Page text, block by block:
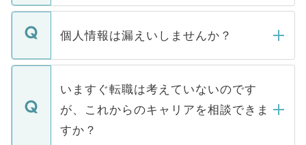
ません。
■応募殺到を避けるため 人気のある医療機
関を公にしてしまうと、応募が殺到する場
に、医療機関が求める条件に合った人材の
みを人材紹介会社に依頼するケースが増え
ています。
転職・入職を強要することは一切ありませ
ん。また、仮に応募先から内定をいただい
定を承諾する必要はありません。内定先へ
の辞退の連絡はキャリアパートナーが行い
個人情報は漏えいしませんか？
個人情報が漏えいすることはありませんの
で、ご安心ください。当サイトからの登録
などで収集したご登録者様の個人情報は、
ご本人のキャリアアップおよび転職活動の
支援を目的に使用いたします。お預かりし
いますぐ転職は考えていないのです
が、これからのキャリアを相談できま
すか？